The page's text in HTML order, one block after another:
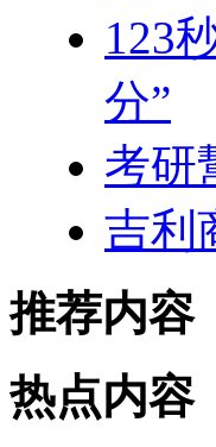
123
分”
考研
吉利
推荐内容
热点内容